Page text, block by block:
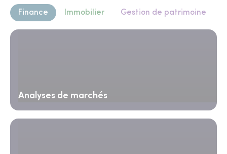
Finance Immobilier Gestion de patrimoine
Analyses de marchés